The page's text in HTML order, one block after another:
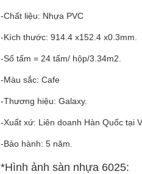
-Chất liệu: Nhựa PVC
-Kích thước: 914.4 x152.4 x0.3mm.
-Số tấm = 24 tấm/ hộp/3.34m2.
-Màu sắc: Cafe
-Thương hiệu: Galaxy.
-Xuất xứ: Liên doanh Hàn Quốc tại
-Bảo hành: 5 năm.
*Hình ảnh sàn nhựa 6025: